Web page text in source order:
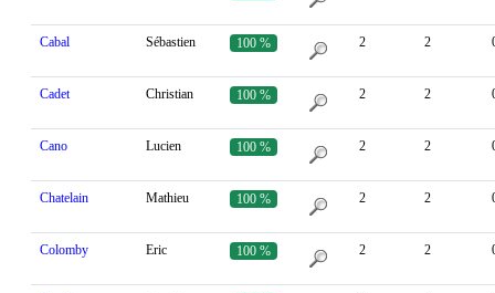
Cabal Sébastien 100 % 2 2
Cadet Christian 100 % 2 2
Cano Lucien 100 % 2 2
Chatelain Mathieu 100 % 2 2
Colomby Eric 100 % 2 2